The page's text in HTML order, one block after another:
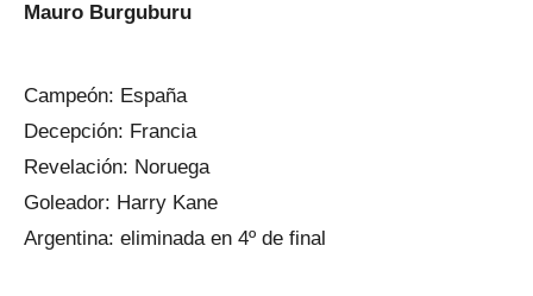
Mauro Burguburu
Campeón: España
Decepción: Francia
Revelación: Noruega
Goleador: Harry Kane
Argentina: eliminada en 4º de final